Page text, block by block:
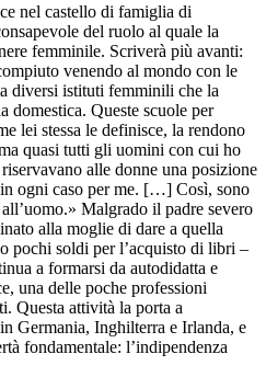
nel castello di famiglia di
del ruolo al quale la
femminile. Scriverà più avanti:
venendo al mondo con le
diversi istituti femminili che la
domestica. Queste scuole per
lei stessa le definisce, la rendono
quasi tutti gli uomini con cui ho
alle donne una posizione
ogni caso per me. […] Così, sono
Malgrado il padre severo
alla moglie di dare a quella
pochi soldi per l’acquisto di libri –
a formarsi da autodidatta e
una delle poche professioni
Questa attività la porta a
Germania, Inghilterra e Irlanda, e
fondamentale: l’indipendenza